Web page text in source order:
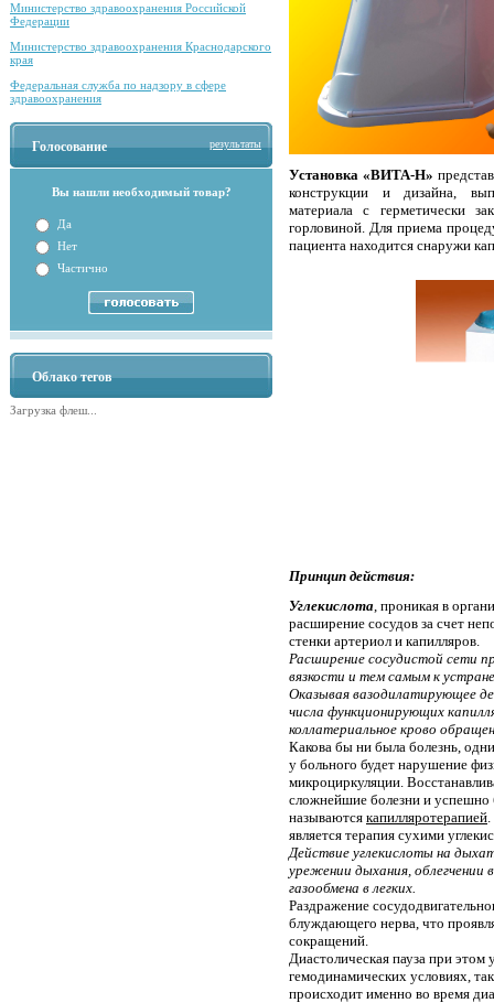
Министерство здравоохранения Российской
Федерации
Министерство здравоохранения Краснодарского
края
Федеральная служба по надзору в сфере
здравоохранения
Голосование результаты
Вы нашли необходимый товар?
Да
Нет
Частично
Облако тегов
Загрузка флеш...
Установка «ВИТА-Н»
конструкции и дизайна,
материала с герметически
горловиной. Для приема
пациента находится снаружи
Принцип действия:
Углекислота, проникая в
расширение сосудов за счет
стенки артериол и капилляров.
Расширение сосудистой сети
вязкости и тем самым к
Оказывая вазодилатирующее
числа функционирующих
коллатериальное крово
Какова бы ни была болезнь,
у больного будет нарушение
микроциркуляции.
сложнейшие болезни и успешно
называются капилляротерапией
является терапия сухими
Действие углекислоты на
урежении дыхания, облегчении
газообмена в легких.
Раздражение
блуждающего нерва, что
сокращений.
Диастолическая пауза при
гемодинамических условиях,
происходит именно во время